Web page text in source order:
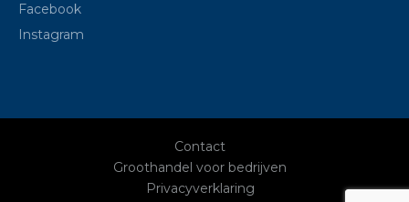
Facebook
Instagram
Contact
Groothandel voor bedrijven
Privacyverklaring